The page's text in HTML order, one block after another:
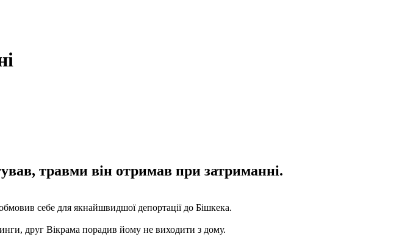
травми він отримав при затриманні.
себе для якнайшвидшої депортації до Бішкека.
друг Вікрама порадив йому не виходити з дому.